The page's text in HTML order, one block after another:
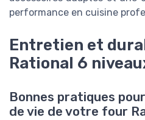
performance en cuisine
Entretien et
Rational 6
Bonnes pratiques
de vie de votre four